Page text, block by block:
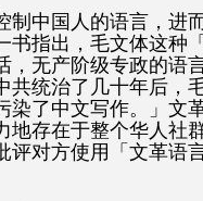
制中国人的语言，进
书指出，毛文体这
，无产阶级专政的语
共统治了几十年后，
染了中文写作。」文
地存在于整个华人社
评对方使用「文革语言